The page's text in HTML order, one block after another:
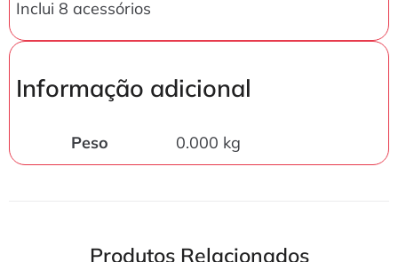
Inclui 8 acessórios
Informação adicional
Peso 0.000 kg
Produtos Relacionados